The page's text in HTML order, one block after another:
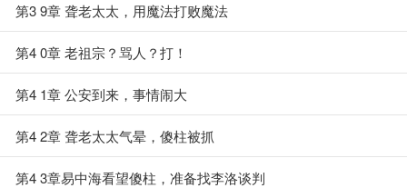
第3 9章 聋老太太，用魔法打败魔法
第4 0章 老祖宗？骂人？打！
第4 1章 公安到来，事情闹大
第4 2章 聋老太太气晕，傻柱被抓
第4 3章易中海看望傻柱，准备找李洛谈判